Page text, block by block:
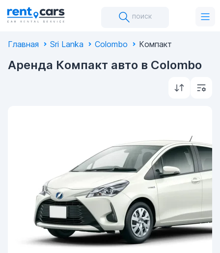
поиск
Главная Sri Lanka Colombo Компакт
Аренда Компакт авто в Colombo